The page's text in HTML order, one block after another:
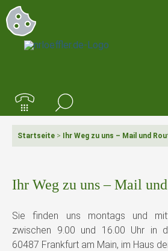
Startseite > Ihr Weg zu uns – Mail und
Ihr Weg zu uns – Mail
Sie finden uns montags und
zwischen 9.00 und 16.00 Uhr in
60487 Frankfurt am Main, im Haus